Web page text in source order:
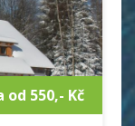
s
od 550,- Kč